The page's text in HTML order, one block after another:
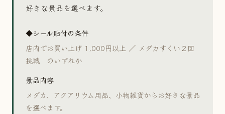
好きな景品を選べます。
◆シール貼付の条件
店内でお買い上げ 1,000円以上 ／ メダカすくい２回
挑戦 のいずれか
景品内容
メダカ、アクアリウム用品、小物雑貨からお好きな景品
を選べます。